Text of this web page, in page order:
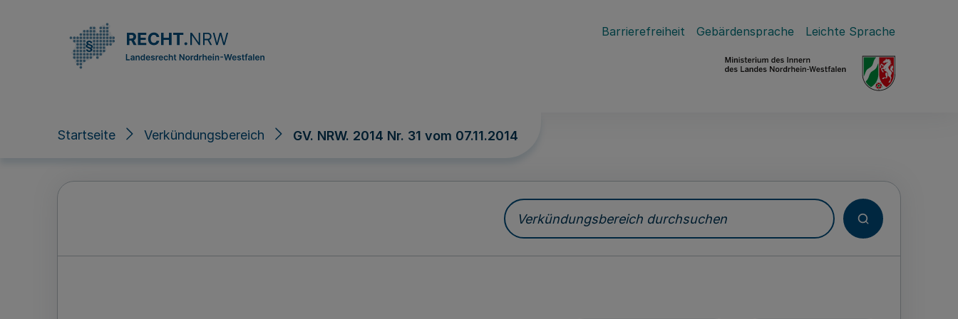
Barrierefreiheit Gebärdensprache Leichte Sprache
Startseite Verkündungsbereich GV. NRW. 2014 Nr. 31 vom 07.11.2014
Verkündungsbereich durchsuchen